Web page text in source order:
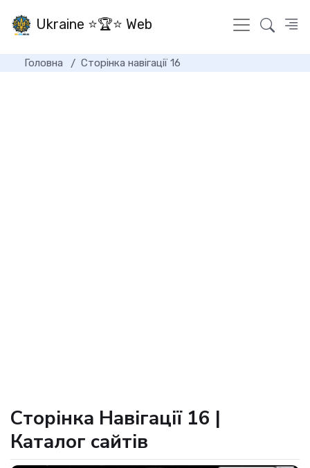
Ukraine ⭐🏆⭐ Web
Головна Сторінка навігації 16
Сторінка Навігації 16 |
Каталог сайтів